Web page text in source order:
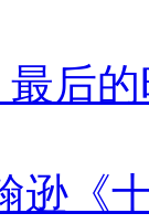
最后
逊《